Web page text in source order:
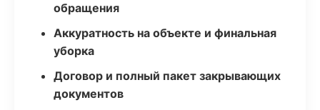
обращения
Аккуратность на объекте и финальная
уборка
Договор и полный пакет закрывающих
документов